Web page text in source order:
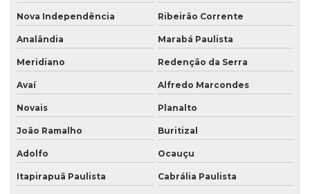
Nova Independência Ribeirão Corrente
Analândia Marabá Paulista
Meridiano Redenção da Serra
Avaí Alfredo Marcondes
Novais Planalto
João Ramalho Buritizal
Adolfo Ocauçu
Itapirapuã Paulista Cabrália Paulista